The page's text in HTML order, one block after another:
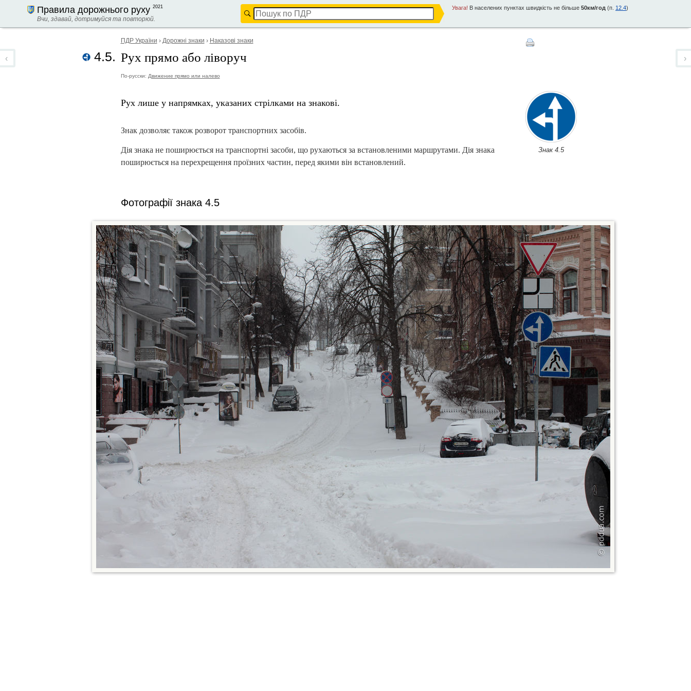
Правила дорожнього руху 2021
Вчи, здавай, дотримуйся та повторюй.
Увага! В населених пунктах швидкість не більше 50км/год (п. 12.4)
ПДР України › Дорожні знаки › Наказові знаки
4.5. Рух прямо або ліворуч
По-русски: Движение прямо или налево
Знак 4.5
Рух лише у напрямках, указаних стрілками на знакові.
Знак дозволяє також розворот транспортних засобів.
Дія знака не поширюється на транспортні засоби, що рухаються за встановленими маршрутами. Дія знака
поширюється на перехрещення проїзних частин, перед якими він встановлений.
Фотографії знака 4.5
›
‹